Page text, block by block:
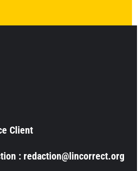
Client
: redaction@lincorrect.org